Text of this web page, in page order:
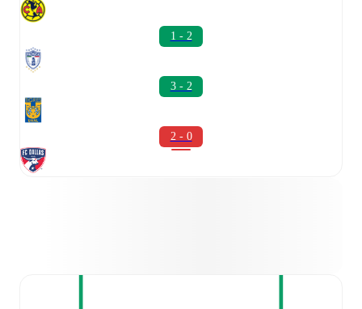
1 - 2
3 - 2
2 - 0